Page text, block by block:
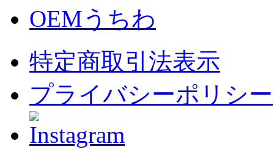
OEMうちわ
特定商取引法表示
プライバシーポリシー